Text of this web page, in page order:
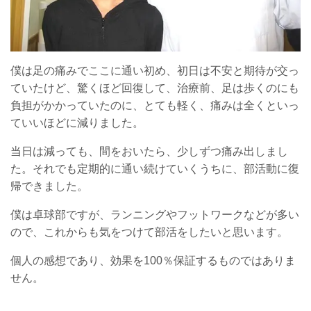
僕は足の痛みでここに通い初め、初日は不安と期待が交っ
ていたけど、驚くほど回復して、治療前、足は歩くのにも
負担がかかっていたのに、とても軽く、痛みは全くといっ
ていいほどに減りました。
当日は減っても、間をおいたら、少しずつ痛み出しまし
た。それでも定期的に通い続けていくうちに、部活動に復
帰できました。
僕は卓球部ですが、ランニングやフットワークなどが多い
ので、これからも気をつけて部活をしたいと思います。
個人の感想であり、効果を100％保証するものではありま
せん。